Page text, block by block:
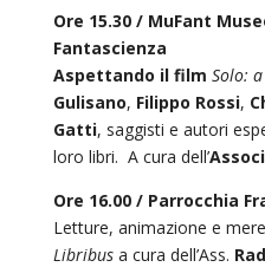
Ore 15.30 / MuFant
Fantascienza
Aspettando il film Solo:
Gulisano, Filippo Rossi,
Gatti, saggisti e autori
loro libri. A cura dell’
Ore 16.00 / Parrocchia
Letture, animazione e
Libribusa cura dell’Ass.